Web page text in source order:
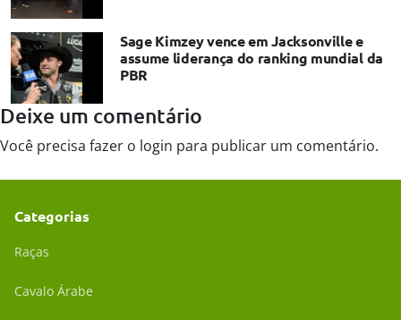
Sage Kimzey vence em Jacksonville e
assume liderança do ranking mundial da
PBR
Deixe um comentário
Você precisa fazer o login para publicar um comentário.
Categorias
Raças
Cavalo Árabe